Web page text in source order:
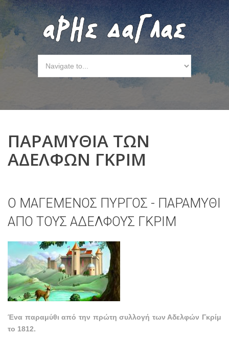
ΠΑΡΑΜΥΘΙΑ ΤΩΝ
ΑΔΕΛΦΩΝ ΓΚΡΙΜ
Ο ΜΑΓΕΜΕΝΟΣ ΠΥΡΓΟΣ - ΠΑΡΑΜΥΘΙ
ΑΠΟ ΤΟΥΣ ΑΔΕΛΦΟΥΣ ΓΚΡΙΜ
Ένα παραμύθι από την πρώτη συλλογή των Αδελφών Γκρίμ
το 1812.